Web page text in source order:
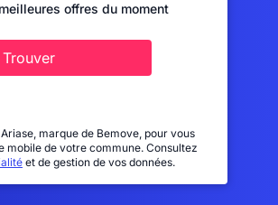
offres du moment
Trouver
marque de Bemove, pour vous
mobile de votre commune. Consultez
et de gestion de vos données.